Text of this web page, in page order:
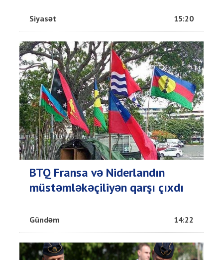
Siyasət 15:20
BTQ Fransa və Niderlandın
müstəmləkəçiliyən qarşı çıxdı
Gündəm 14:22